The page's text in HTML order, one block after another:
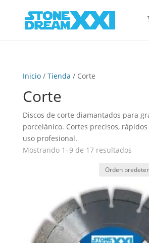
Inicio/ Tienda / Corte
Corte
Discos de corte diamantados para
porcelánico. Cortes precisos,
uso profesional.
Mostrando 1–9 de 17 resultados